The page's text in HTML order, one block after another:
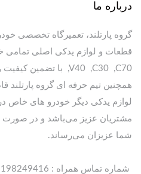
درباره ما
گروه پارتلند، تعمیرگاه تخصصی
,V40 ,C30 ,C70 با تضمین کیفیت و بهترین قیمت می‌باشد.
همچنین تیم حرفه ای گروه پارتلند
لوازم یدکی دیگر خودرو های خاص
مشتریان عزیز می‌باشد و در صورت
شما عزیزان می‌رساند.
شماره تماس همراه : 09198249416 - 09126361710